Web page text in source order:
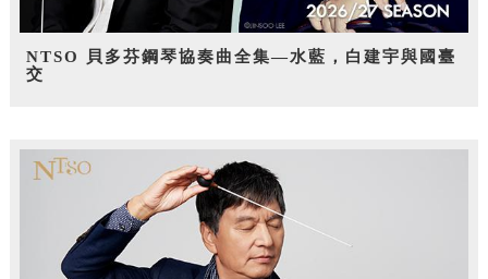
NTSO 貝多芬鋼琴協奏曲全集—水藍，白建宇與國臺
交